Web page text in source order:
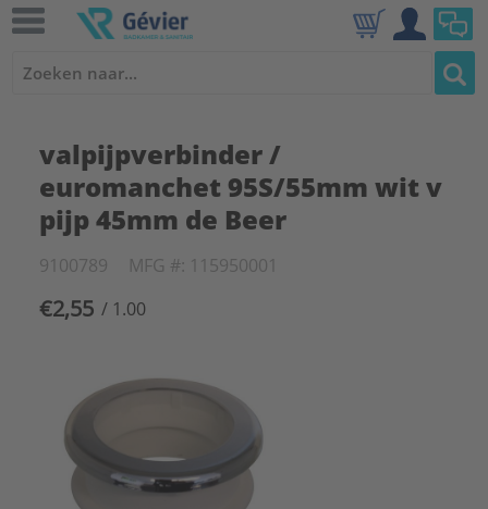
valpijpverbinder /
euromanchet 95S/55mm wit v
pijp 45mm de Beer
9100789 MFG #: 115950001
€2,55 / 1.00